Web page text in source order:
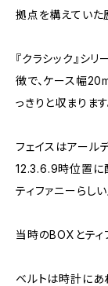
拠点を構えていた
『クラシック』シ
徴で、ケース幅
っきりと収まります
フェイスはアール
12.3.6.9時位置に
ティファニーらし
当時のBOXとティ
ベルトは時計に